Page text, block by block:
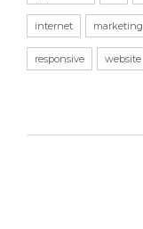
internet marketing
responsive website